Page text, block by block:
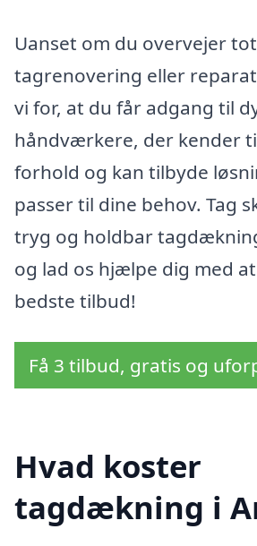
Uanset om du overvejer
tagrenovering eller
vi for, at du får adgang til
håndværkere, der kender
forhold og kan tilbyde
passer til dine behov. Tag
tryg og holdbar
og lad os hjælpe dig med
bedste tilbud!
Få 3 tilbud, gratis og
Hvad koster
tagdækning i